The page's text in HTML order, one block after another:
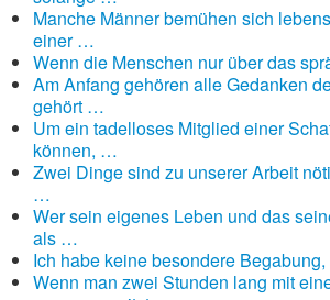
Manche Männer bemühen sich
einer …
Wenn die Menschen nur über das
Am Anfang gehören alle Gedanken
gehört …
Um ein tadelloses Mitglied einer
können, …
Zwei Dinge sind zu unserer Arbeit
…
Wer sein eigenes Leben und das
als …
Ich habe keine besondere
Wenn man zwei Stunden lang mit